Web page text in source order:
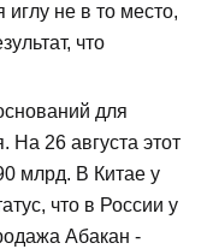
не в то место,
что
для
На 26 августа этот
млрд. В Китае у
что в России у
Абакан -